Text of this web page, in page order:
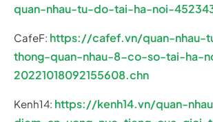
quan-nhau-tu-do-tai-ha-noi-
CafeF: https://cafef.vn/quan-nhau-
thong-quan-nhau-8-co-so-tai-ha-
20221018092155608.chn
Kenh14: https://kenh14.vn/quan-